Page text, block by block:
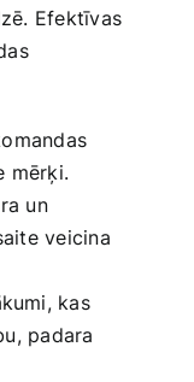
Efektīvas‍
mērķi.
un
veicina
kas​
padara